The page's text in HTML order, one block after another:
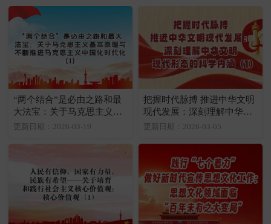
“两个结合”是必由之路和最
大法宝：关于马克思主义基
本原理与不断推进马克思主
更新日期：2026-03-19
把握时代脉搏 推进中华文明
现代发展：深刻理解中华文
明现代形态的科学内涵（1）
更新日期：2026-03-05